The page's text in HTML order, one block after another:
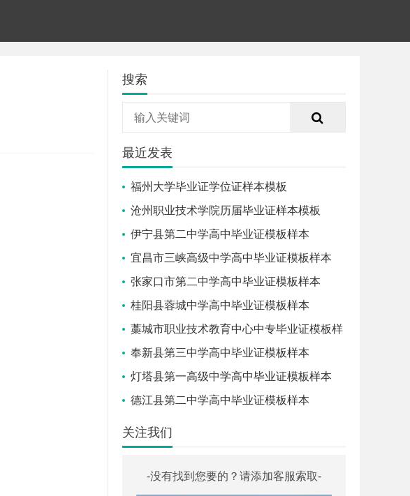
搜索
最近发表
福州大学毕业证学位证样本模板
沧州职业技术学院历届毕业证样本模板
伊宁县第二中学高中毕业证模板样本
宜昌市三峡高级中学高中毕业证模板样本
张家口市第二中学高中毕业证模板样本
桂阳县蓉城中学高中毕业证模板样本
藁城市职业技术教育中心中专毕业证模板样
本奉新县第三中学高中毕业证模板样本
灯塔县第一高级中学高中毕业证模板样本
德江县第二中学高中毕业证模板样本
关注我们
-没有找到您要的？请添加客服索取-